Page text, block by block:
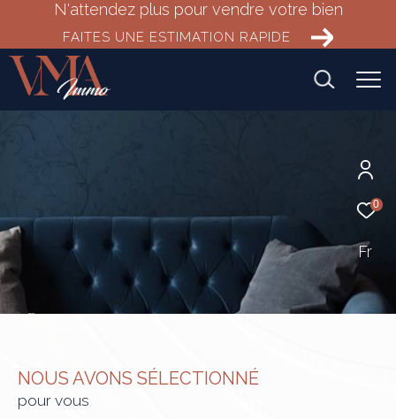
N'attendez plus pour vendre votre bien
FAITES UNE ESTIMATION RAPIDE
0
Fr
NOUS AVONS SÉLECTIONNÉ
pour vous